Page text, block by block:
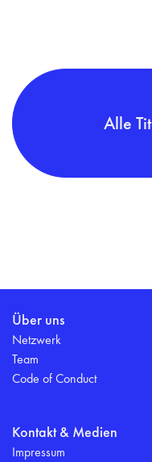
Alle
Über uns
Netzwerk
Team
Code of Conduct
Kontakt & Medien
Impressum